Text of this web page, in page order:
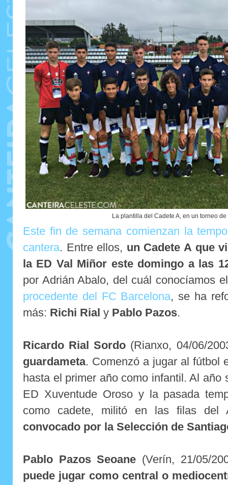
La plantilla del Cadete A, en un torneo
Este fin de semana comienzan la
cantera. Entre ellos, un Cadete A que
la ED Val Miñor este domingo a las
por Adrián Abalo, del cuál conocíamos
procedente del FC Barcelona, se ha
más: Richi Rial y Pablo Pazos.
Ricardo Rial Sordo (Rianxo, 04/06/
guardameta. Comenzó a jugar al fútbol
hasta el primer año como infantil. Al año
ED Xuventude Oroso y la pasada
como cadete, militó en las filas del
convocado por la Selección de
Pablo Pazos Seoane (Verín, 21/05/
puede jugar como central o